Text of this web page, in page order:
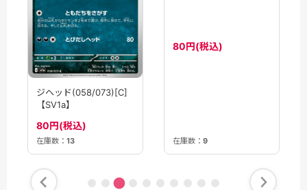
ジヘッド(058/073)[C]
【SV1a】
80円(税込)
在庫数： 13
80円(税込)
在庫数： 9